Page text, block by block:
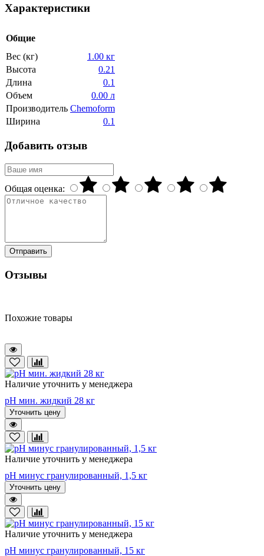
Характеристики
Общие
Вес (кг)
1.00 кг
Высота
0.21
Длина
0.1
Объем
0.00 л
Производитель Chemoform
Ширина
0.1
Добавить отзыв
Общая оценка:
Отправить
Отзывы
Похожие товары
Наличие уточнить у менеджера
pH мин. жидкий 28 кг
Уточнить цену
Наличие уточнить у менеджера
pH минус гранулированный, 1,5 кг
Уточнить цену
Наличие уточнить у менеджера
pH минус гранулированный, 15 кг